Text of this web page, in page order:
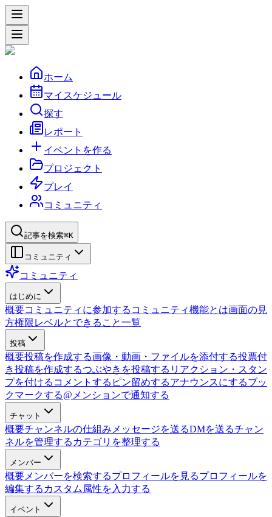
ホーム
マイスケジュール
探す
レポート
イベントを作る
プロジェクト
プレイ
コミュニティ
記事を検索⌘K
コミュニティ
コミュニティ
はじめに
概要コミュニティに参加する コミュニティ機能とは画面の見
方権限レベルとできること一覧
投稿
概要投稿を作成する画像・動画・ファイルを添付する投票付
き投稿を作成するつぶやきを投稿する リアクション・スタン
プを付ける コメントする ピン留めするアナウンスにするブッ
クマークする@メンションで通知する
チャット
概要チャンネルの仕組み メッセージを送るDMを送るチャン
ネルを管理する カテゴリを整理する
メンバー
概要 メンバーを検索するプロフィールを見るプロフィールを
編集する カスタム属性を入力する
イベント